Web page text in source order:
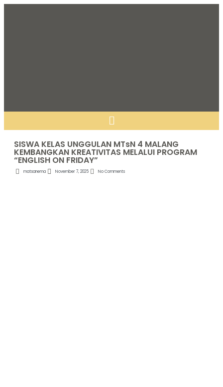
SISWA KELAS UNGGULAN MTsN 4 MALANG
KEMBANGKAN KREATIVITAS MELALUI PROGRAM
“ENGLISH ON FRIDAY”
matsanema November 7, 2025 No Comments